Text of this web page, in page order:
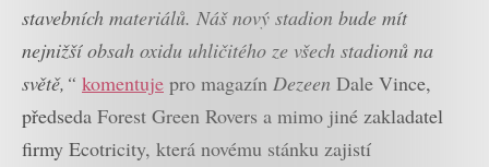
stavebních materiálů. Náš nový stadion bude mít
nejnižší obsah oxidu uhličitého ze všech stadionů na
světě,“ komentuje pro magazín Dezeen Dale Vince,
předseda Forest Green Rovers a mimo jiné zakladatel
firmy Ecotricity, která novému stánku zajistí